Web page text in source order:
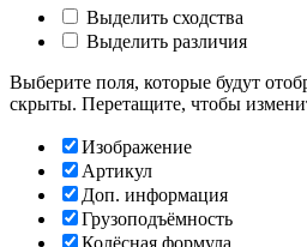
Выделить сходства
Выделить различия
Выберите поля, которые будут
скрыты. Перетащите, чтобы
Изображение
Артикул
Доп. информация
Грузоподъёмность